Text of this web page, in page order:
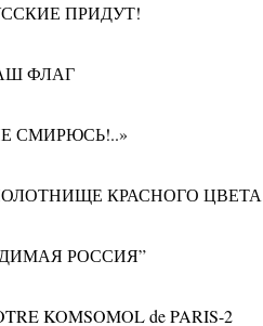
ПРИДУТ!
ФЛАГ
СМИРЮСЬ!..»
КРАСНОГО
РОССИЯ”
KOMSOMOL de PARIS-2